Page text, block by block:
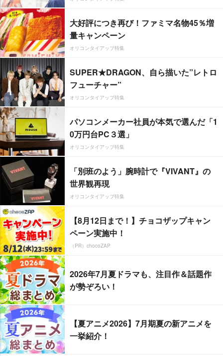
大好評につき再び！ファミマ名物45％増
量キャンペーン
オリコンタイアップ特集
SUPER★DRAGON、自ら描いた”レトロ
フューチャー”
オリコンタイアップ特集
パソコンメーカー社員が本気で選んだ「1
0万円台PC３選」
オリコンタイアップ特集
「別班のよう」腕時計で『VIVANT』の
世界観再現
オリコンタイアップ特集
【8月12日まで！】チョコザップキャン
ペーン実施中！
（PR）chocoZAP
2026年7月夏ドラマも、注目作＆話題作
が勢ぞろい！
【夏アニメ2026】7月期夏の新アニメを
一挙紹介！